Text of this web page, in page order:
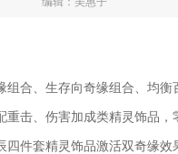
合、生存向奇缘组合、均
击、伤害加成类精灵饰品
件套精灵饰品激活双奇缘